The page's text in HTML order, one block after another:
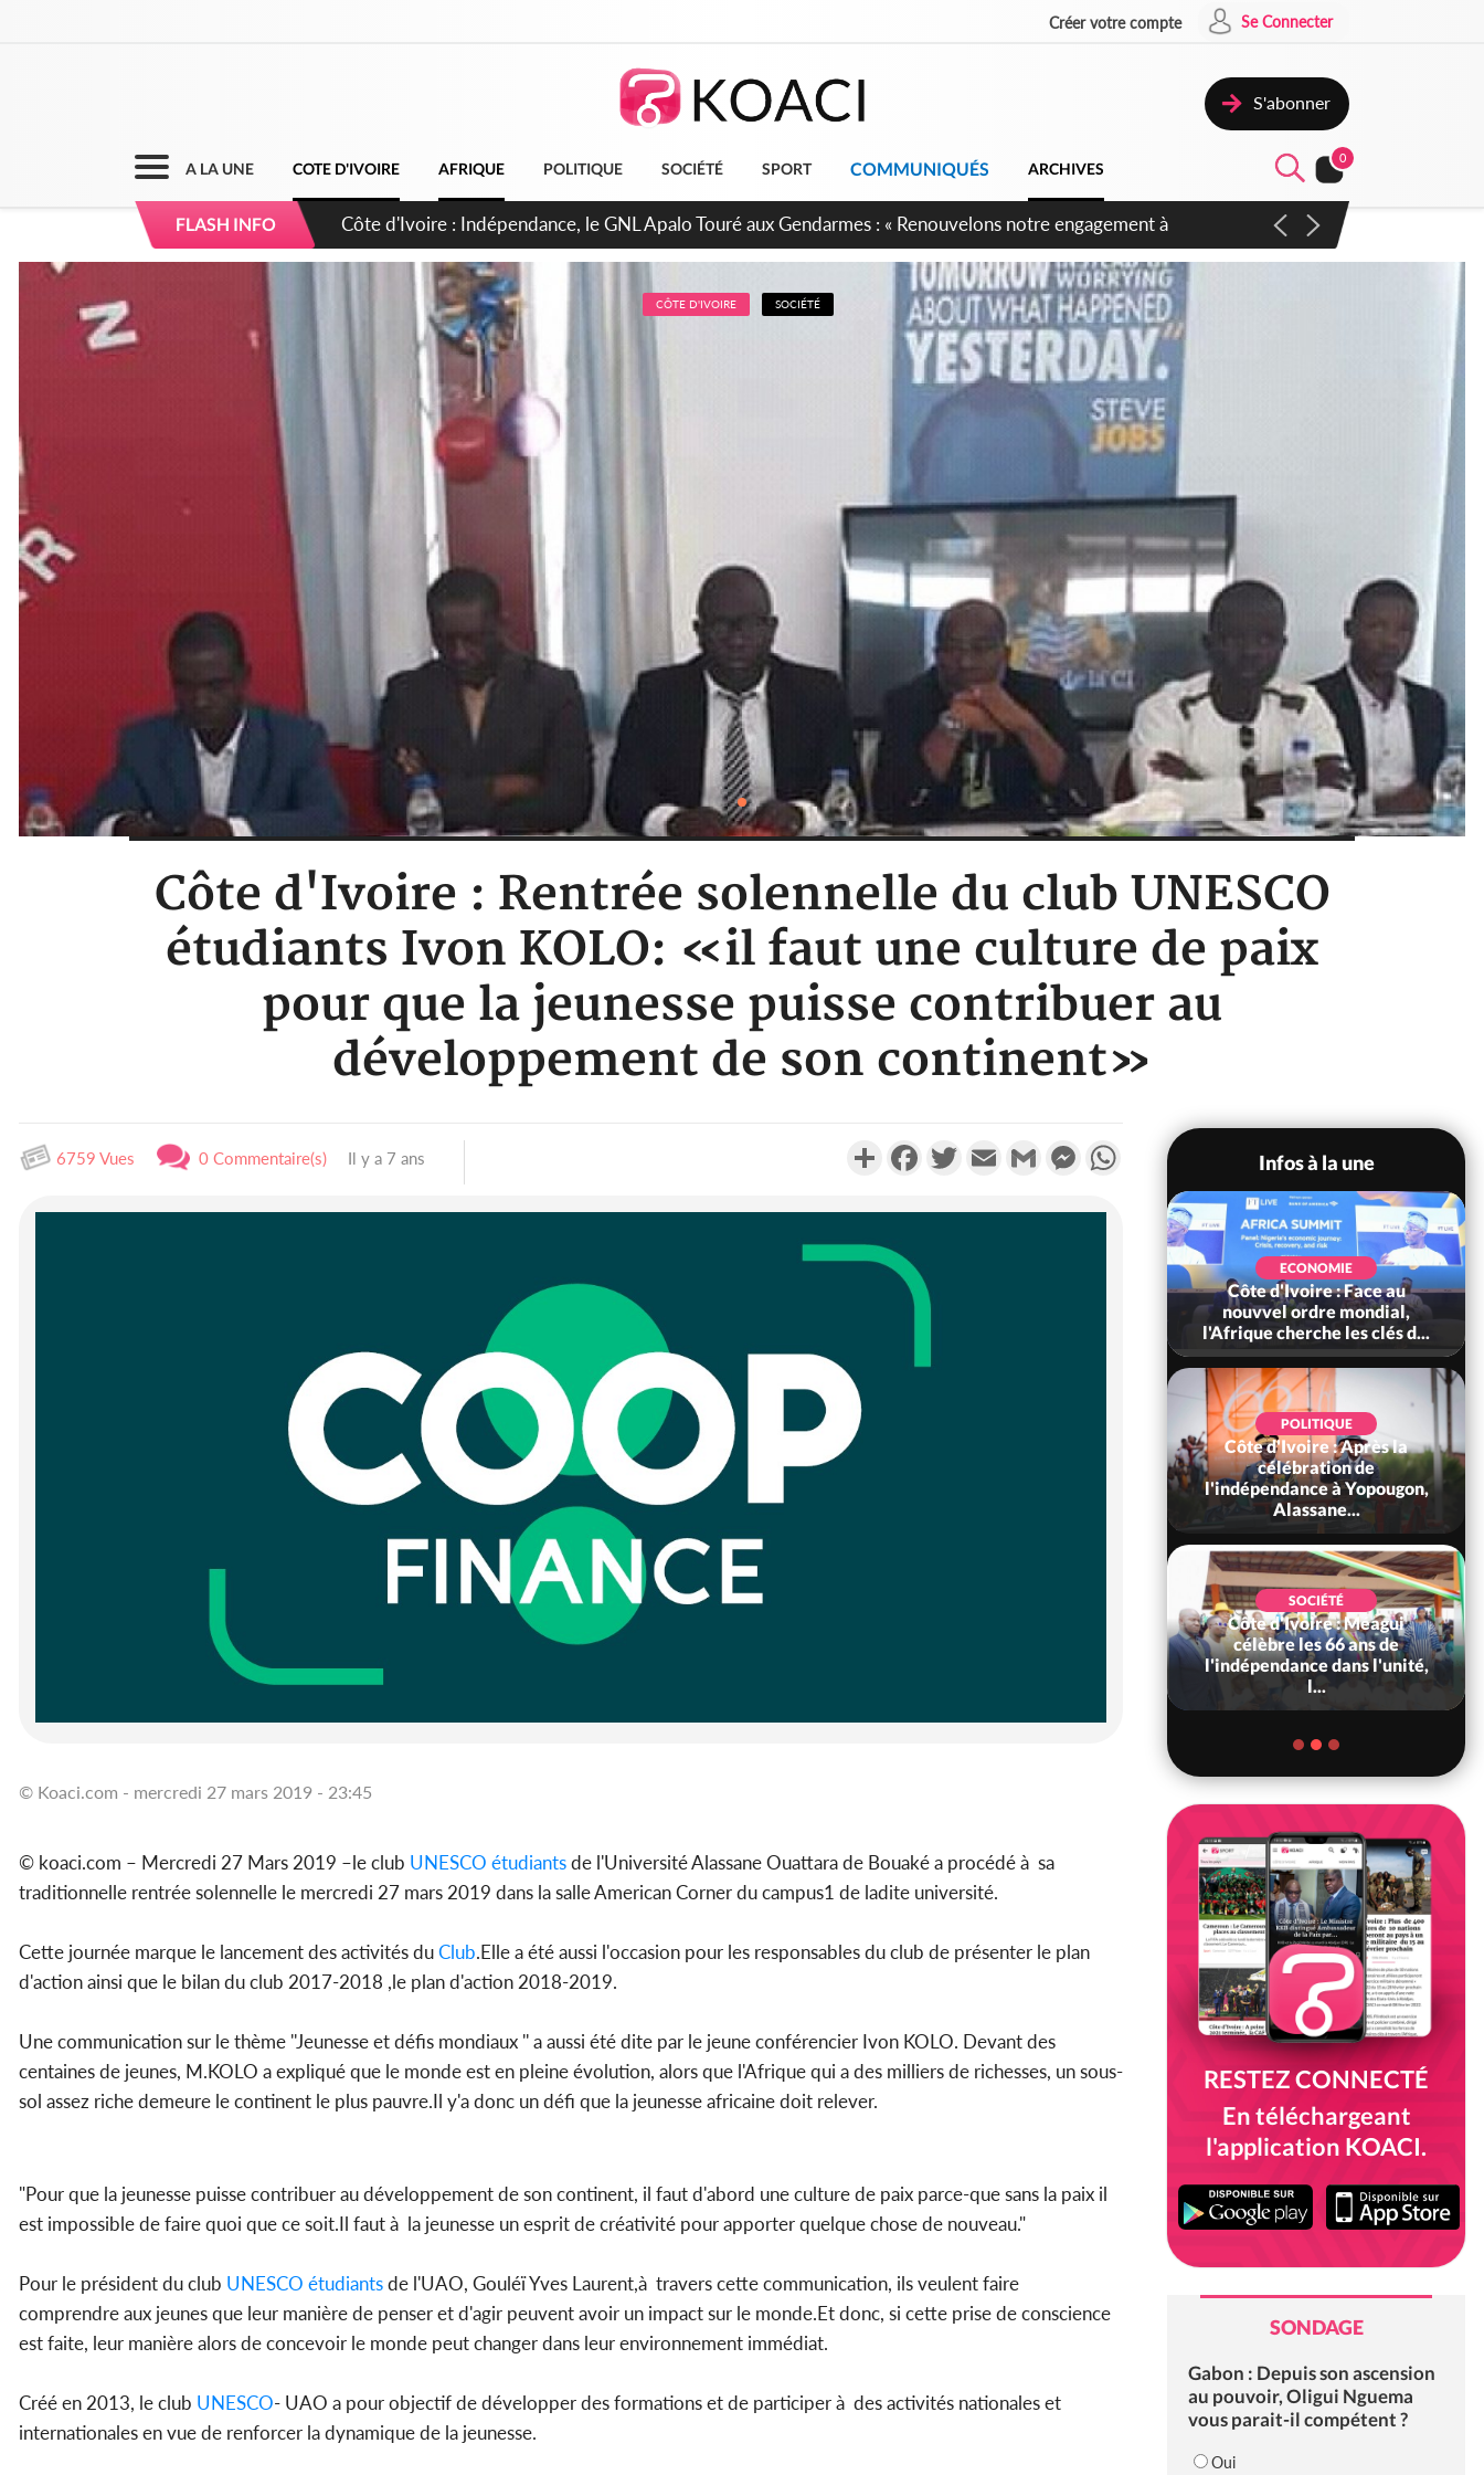
Créer votre compte Se Connecter
S'abonner
A LA UNE COTE D'IVOIRE AFRIQUE POLITIQUE SOCIÉTÉ SPORT COMMUNIQUÉS ARCHIVES
0
FLASH INFO
Sierra Leone : Un projet de réforme constitutionnelle en gestation, points clés des amendements, un exclu
d'avance
CÔTE D'IVOIRE SOCIÉTÉ
Côte d'Ivoire : Rentrée solennelle du club UNESCO
étudiants Ivon KOLO: «il faut une culture de paix
pour que la jeunesse puisse contribuer au
développement de son continent»
6759 Vues 0 Commentaire(s) Il y a 7 ans PartagerFacebookTwitterEmail Gmail MessengerWhatsApp
© Koaci.com - mercredi 27 mars 2019 - 23:45
© koaci.com – Mercredi 27 Mars 2019 –le club UNESCO étudiantsde l'Université Alassane Ouattara de Bouaké a procédé à sa
traditionnelle rentrée solennelle le mercredi 27 mars 2019 dans la salle American Corner du campus1 de ladite université.
Cette journée marque le lancement des activités duClub.Elle a été aussi l'occasion pour les responsables du club de présenter le plan
d'action ainsi que le bilan du club 2017-2018 ,le plan d'action 2018-2019.
Une communication sur le thème ''Jeunesse et défis mondiaux '' a aussi été dite par le jeune conférencier Ivon KOLO. Devant des
centaines de jeunes, M.KOLO a expliqué que le monde est en pleine évolution, alors que l'Afrique qui a des milliers de richesses, un sous-
sol assez riche demeure le continent le plus pauvre.Il y'a donc un défi que la jeunesse africaine doit relever.
"Pour que la jeunesse puisse contribuer au développement de son continent, il faut d'abord une culture de paix parce-que sans la paix il
est impossible de faire quoi que ce soit.Il faut à la jeunesse un esprit de créativité pour apporter quelque chose de nouveau."
Pour le président du club UNESCO étudiantsde l'UAO, Gouléï Yves Laurent,à travers cette communication, ils veulent faire
comprendre aux jeunes que leur manière de penser et d'agir peuvent avoir un impact sur le monde.Et donc, si cette prise de conscience
est faite, leur manière alors de concevoir le monde peut changer dans leur environnement immédiat.
Créé en 2013, le club UNESCO- UAO a pour objectif de développer des formations et de participer à des activités nationales et
internationales en vue de renforcer la dynamique de la jeunesse.
Infos à la une
résiduels de cacao, des
sociétés coopératives et
ECONOMIE
Côte d'Ivoire : Face au
nouvvel ordre mondial,
l'Afrique cherche les clés d...
POLITIQUE
Côte d'Ivoire : Après la
célébration de
l'indépendance à Yopougon,
Alassane...
SOCIÉTÉ
Côte d'Ivoire : Méagui
célèbre les 66 ans de
l'indépendance dans l'unité,
l...
RESTEZ CONNECTÉ
En téléchargeant
l'application KOACI.
SONDAGE
Gabon : Depuis son ascension
au pouvoir, Oligui Nguema
vous parait-il compétent ?
Oui